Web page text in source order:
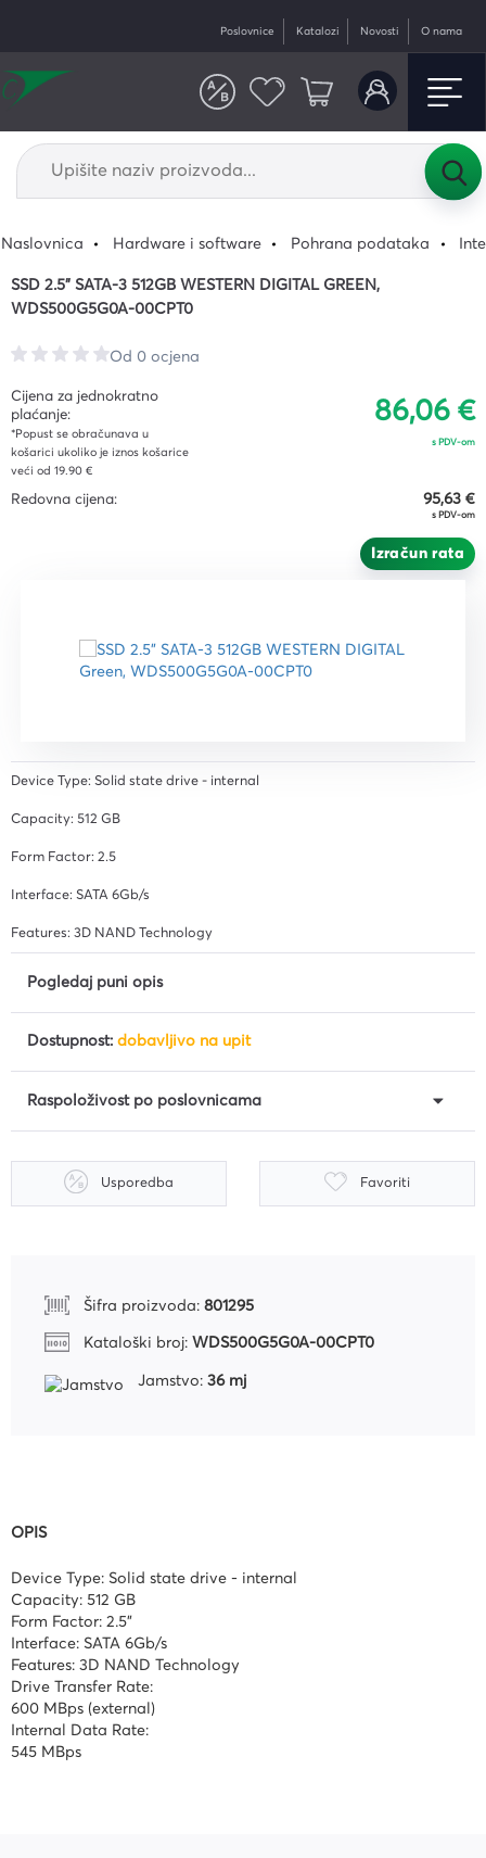
Poslovnice Katalozi Novosti O nama
Naslovnica Hardware i software Pohrana podataka
SSD 2.5" SATA-3 512GB WESTERN DIGITAL GREEN,
WDS500G5G0A-00CPT0
Od 0 ocjena
Cijena za jednokratno
plaćanje:
*Popust se obračunava u
košarici ukoliko je iznos košarice
veći od 19.90 €
86,06 €
s PDV-om
Redovna cijena: 95,63 €
s PDV-om
Izračun rata
Device Type: Solid state drive - internal
Capacity: 512 GB
Form Factor: 2.5
Interface: SATA 6Gb/s
Features: 3D NAND Technology
Pogledaj puni opis
Dostupnost: dobavljivo na upit
Raspoloživost po poslovnicama
Usporedba Favoriti
Šifra proizvoda: 801295
Kataloški broj: WDS500G5G0A-00CPT0
Jamstvo:36 mj
OPIS
Device Type: Solid state drive - internal
Capacity: 512 GB
Form Factor: 2.5"
Interface: SATA 6Gb/s
Features: 3D NAND Technology
Drive Transfer Rate:
600 MBps (external)
Internal Data Rate:
545 MBps